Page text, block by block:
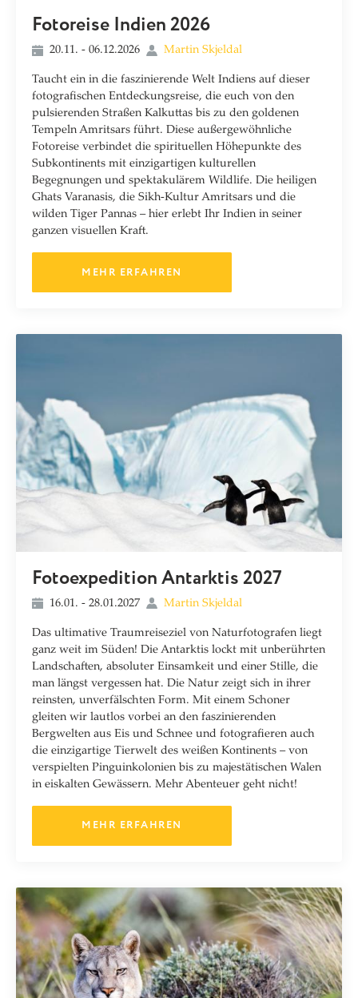
Fotoreise Indien 2026
20.11. - 06.12.2026 Martin Skjeldal
Taucht ein in die faszinierende Welt Indiens auf dieser
fotografischen Entdeckungsreise, die euch von den
pulsierenden Straßen Kalkuttas bis zu den goldenen
Tempeln Amritsars führt. Diese außergewöhnliche
Fotoreise verbindet die spirituellen Höhepunkte des
Subkontinents mit einzigartigen kulturellen
Begegnungen und spektakulärem Wildlife. Die heiligen
Ghats Varanasis, die Sikh-Kultur Amritsars und die
wilden Tiger Pannas – hier erlebt Ihr Indien in seiner
ganzen visuellen Kraft.
MEHR ERFAHREN
Fotoexpedition Antarktis 2027
16.01. - 28.01.2027 Martin Skjeldal
Das ultimative Traumreiseziel von Naturfotografen liegt
ganz weit im Süden! Die Antarktis lockt mit unberührten
Landschaften, absoluter Einsamkeit und einer Stille, die
man längst vergessen hat. Die Natur zeigt sich in ihrer
reinsten, unverfälschten Form. Mit einem Schoner
gleiten wir lautlos vorbei an den faszinierenden
Bergwelten aus Eis und Schnee und fotografieren auch
die einzigartige Tierwelt des weißen Kontinents – von
verspielten Pinguinkolonien bis zu majestätischen Walen
in eiskalten Gewässern. Mehr Abenteuer geht nicht!
MEHR ERFAHREN